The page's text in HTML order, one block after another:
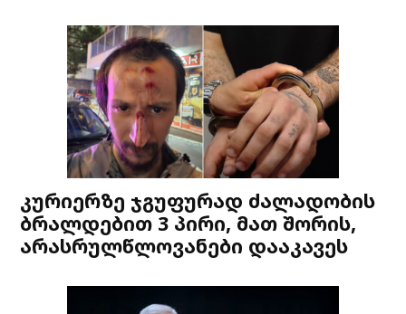
კურიერზე ჯგუფურად ძალადობის
ბრალდებით 3 პირი, მათ შორის,
არასრულწლოვანები დააკავეს